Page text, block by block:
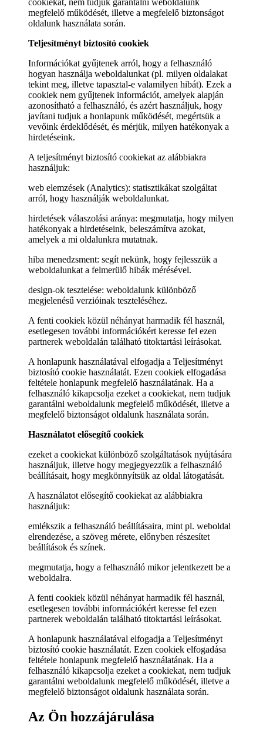
megfelelő működését, illetve a megfelelő biztonságot
oldalunk használata során.
Teljesítményt biztosító cookiek
Információkat gyűjtenek arról, hogy a felhasználó
hogyan használja weboldalunkat (pl. milyen oldalakat
tekint meg, illetve tapasztal-e valamilyen hibát). Ezek a
cookiek nem gyűjtenek információt, amelyek alapján
azonosítható a felhasználó, és azért használjuk, hogy
javítani tudjuk a honlapunk működését, megértsük a
vevőink érdeklődését, és mérjük, milyen hatékonyak a
hirdetéseink.
A teljesítményt biztosító cookiekat az alábbiakra
használjuk:
web elemzések (Analytics): statisztikákat szolgáltat
arról, hogy használják weboldalunkat.
hirdetések válaszolási aránya: megmutatja, hogy milyen
hatékonyak a hirdetéseink, beleszámítva azokat,
amelyek a mi oldalunkra mutatnak.
hiba menedzsment: segít nekünk, hogy fejlesszük a
weboldalunkat a felmerülő hibák mérésével.
design-ok tesztelése: weboldalunk különböző
megjelenésű verzióinak teszteléséhez.
A fenti cookiek közül néhányat harmadik fél használ,
esetlegesen további információkért keresse fel ezen
partnerek weboldalán található titoktartási leírásokat.
A honlapunk használatával elfogadja a Teljesítményt
biztosító cookie használatát. Ezen cookiek elfogadása
feltétele honlapunk megfelelő használatának. Ha a
felhasználó kikapcsolja ezeket a cookiekat, nem tudjuk
garantálni weboldalunk megfelelő működését, illetve a
megfelelő biztonságot oldalunk használata során.
Használatot elősegítő cookiek
ezeket a cookiekat különböző szolgáltatások nyújtására
használjuk, illetve hogy megjegyezzük a felhasználó
beállításait, hogy megkönnyítsük az oldal látogatását.
A használatot elősegítő cookiekat az alábbiakra
használjuk:
emlékszik a felhasználó beállításaira, mint pl. weboldal
elrendezése, a szöveg mérete, előnyben részesítet
beállítások és színek.
megmutatja, hogy a felhasználó mikor jelentkezett be a
weboldalra.
A fenti cookiek közül néhányat harmadik fél használ,
esetlegesen további információkért keresse fel ezen
partnerek weboldalán található titoktartási leírásokat.
A honlapunk használatával elfogadja a Teljesítményt
biztosító cookie használatát. Ezen cookiek elfogadása
feltétele honlapunk megfelelő használatának. Ha a
felhasználó kikapcsolja ezeket a cookiekat, nem tudjuk
garantálni weboldalunk megfelelő működését, illetve a
megfelelő biztonságot oldalunk használata során.
Az Ön hozzájárulása